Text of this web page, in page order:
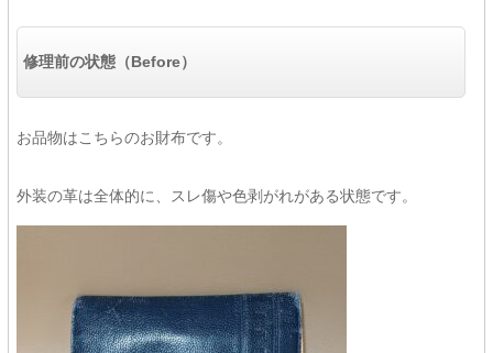
修理前の状態（Before）
お品物はこちらのお財布です。
外装の革は全体的に、スレ傷や色剥がれがある状態です。